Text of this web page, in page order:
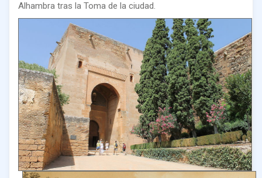
Alhambra tras la Toma de la ciudad.